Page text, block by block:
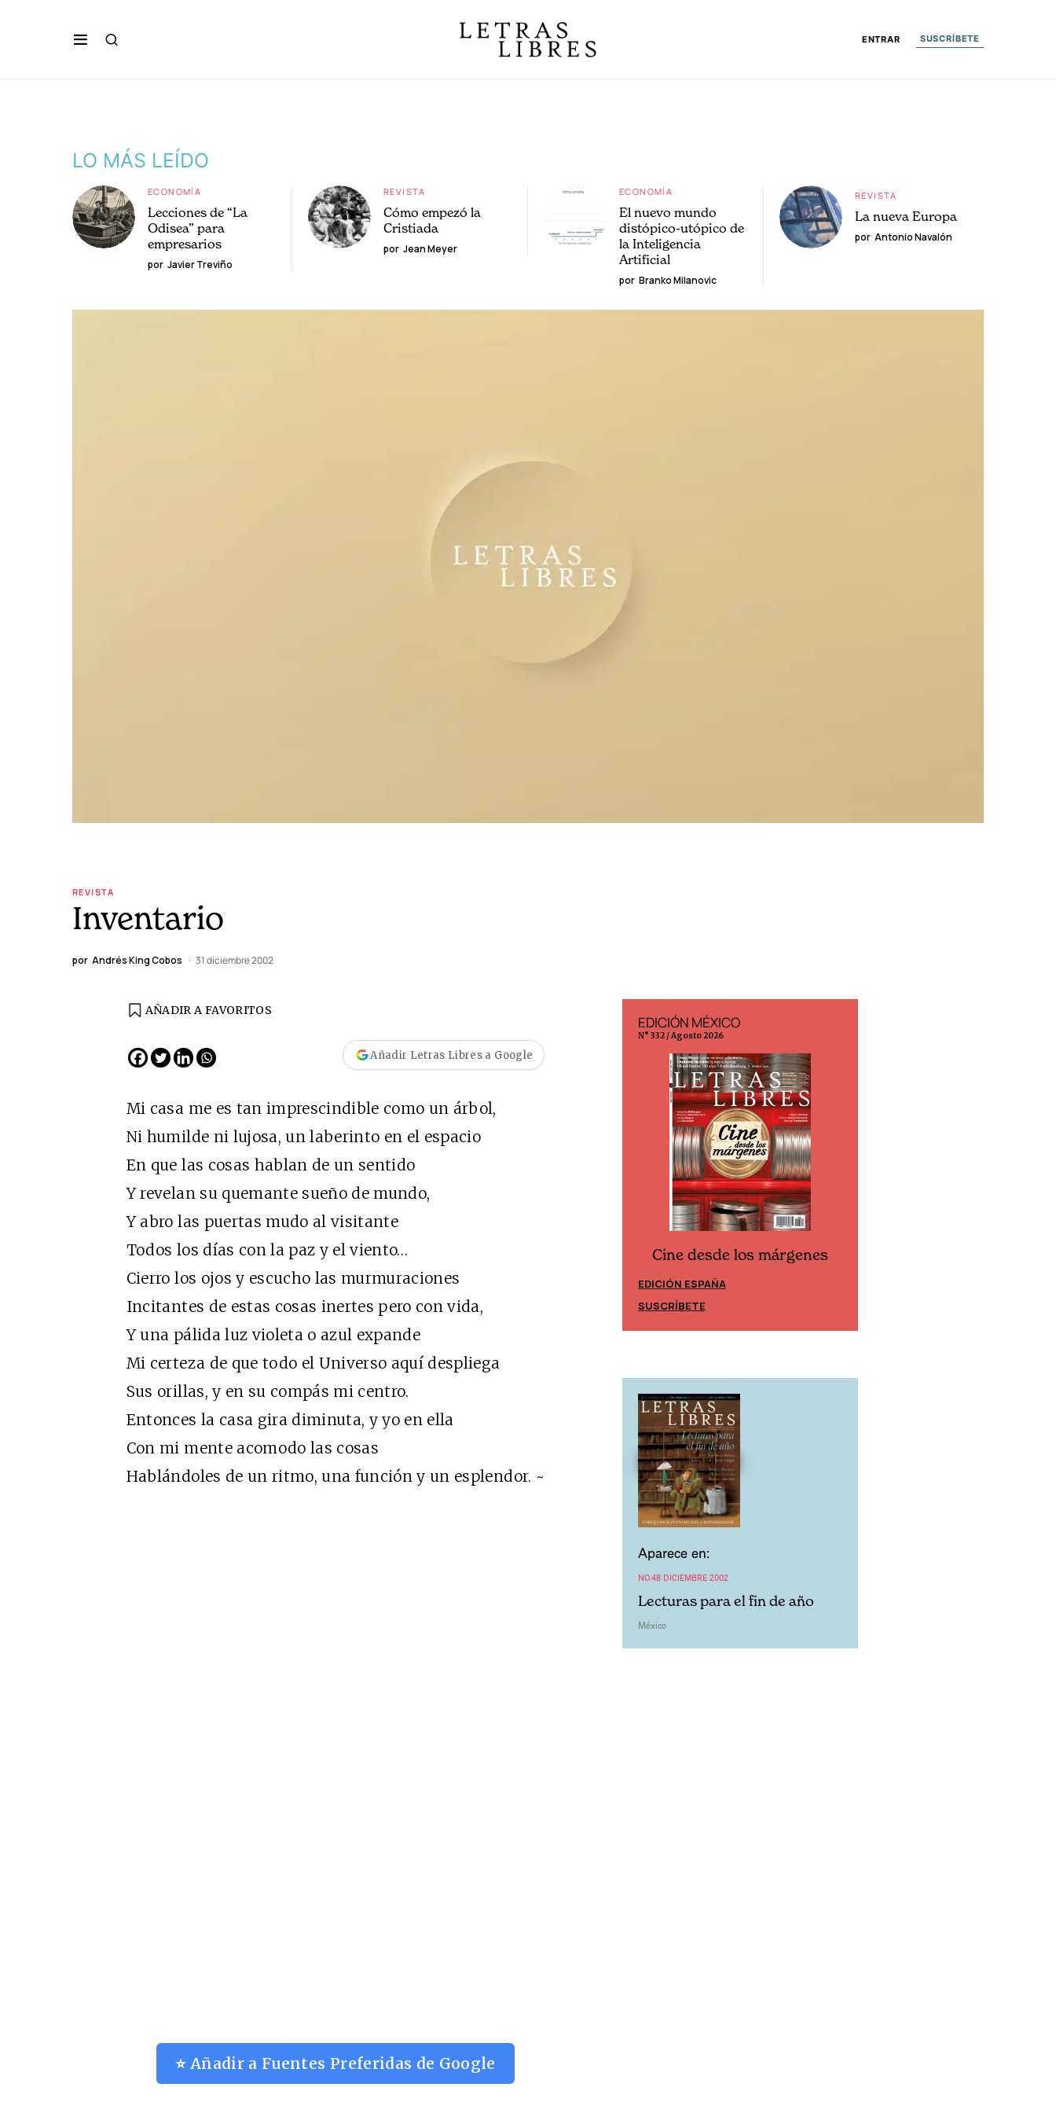
ENTRAR SUSCRÍBETE
LO MÁS LEÍDO
ECONOMÍA
Lecciones de “La
Odisea” para
empresarios
por Javier Treviño
REVISTA
Cómo empezó la
Cristiada
por Jean Meyer
ECONOMÍA
El nuevo mundo
distópico-utópico de
la Inteligencia
Artificial
por Branko Milanovic
REVISTA
La nueva Europa
por Antonio Navalón
REVISTA
Inventario
por Andrés King Cobos 31 diciembre 2002
AÑADIR A FAVORITOS
Añadir Letras Libres a Google
Mi casa me es tan imprescindible como un árbol,
Ni humilde ni lujosa, un laberinto en el espacio
En que las cosas hablan de un sentido
Y revelan su quemante sueño de mundo,
Y abro las puertas mudo al visitante
Todos los días con la paz y el viento…
Cierro los ojos y escucho las murmuraciones
Incitantes de estas cosas inertes pero con vida,
Y una pálida luz violeta o azul expande
Mi certeza de que todo el Universo aquí despliega
Sus orillas, y en su compás mi centro.
Entonces la casa gira diminuta, y yo en ella
Con mi mente acomodo las cosas
Hablándoles de un ritmo, una función y un esplendor. ~
⭐ Añadir a Fuentes Preferidas de Google
EDICIÓN MÉXICO
SUSCRÍBETE
EDICIÓN MÉXICO
N° 332 / Agosto 2026
Cine desde los márgenes
EDICIÓN ESPAÑA
SUSCRÍBETE
Aparece en:
NO.48 DICIEMBRE 2002
Lecturas para el fin de año
México